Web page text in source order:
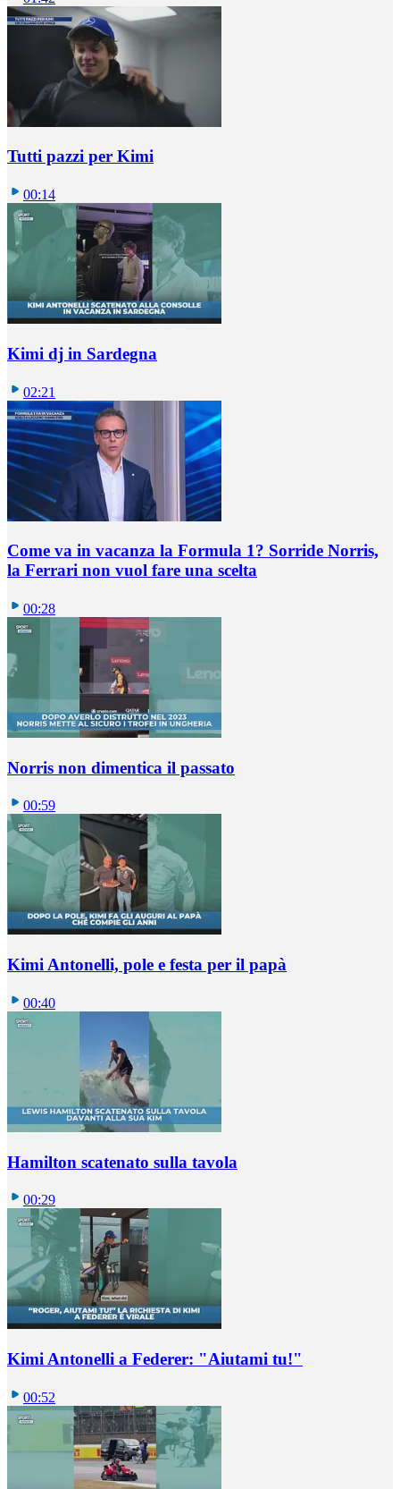
Tutti pazzi per Kimi
00:14
Kimi dj in Sardegna
02:21
Come va in vacanza la Formula 1? Sorride Norris,
la Ferrari non vuol fare una scelta
00:28
Norris non dimentica il passato
00:59
Kimi Antonelli, pole e festa per il papà
00:40
Hamilton scatenato sulla tavola
00:29
Kimi Antonelli a Federer: "Aiutami tu!"
00:52